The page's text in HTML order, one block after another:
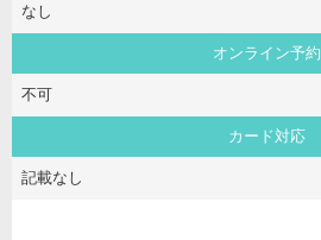
なし
オンライン予約
不可
カード対応
記載なし